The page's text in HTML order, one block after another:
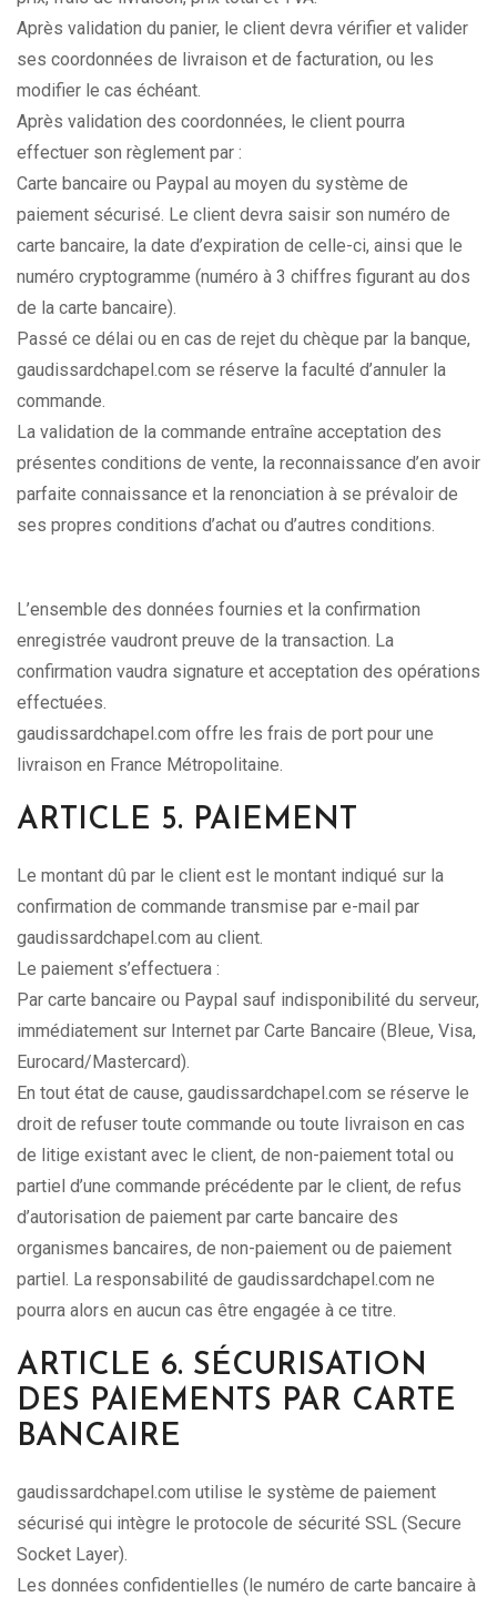
Après validation du panier, le client devra vérifier et valider
ses coordonnées de livraison et de facturation, ou les
modifier le cas échéant.
Après validation des coordonnées, le client pourra
effectuer son règlement par :
Carte bancaire ou Paypal au moyen du système de
paiement sécurisé. Le client devra saisir son numéro de
carte bancaire, la date d’expiration de celle-ci, ainsi que le
numéro cryptogramme (numéro à 3 chiffres figurant au dos
de la carte bancaire).
Passé ce délai ou en cas de rejet du chèque par la banque,
gaudissardchapel.com se réserve la faculté d’annuler la
commande.
La validation de la commande entraîne acceptation des
présentes conditions de vente, la reconnaissance d’en avoir
parfaite connaissance et la renonciation à se prévaloir de
ses propres conditions d’achat ou d’autres conditions.
L’ensemble des données fournies et la confirmation
enregistrée vaudront preuve de la transaction. La
confirmation vaudra signature et acceptation des opérations
effectuées.
gaudissardchapel.com offre les frais de port pour une
livraison en France Métropolitaine.
ARTICLE 5. PAIEMENT
Le montant dû par le client est le montant indiqué sur la
confirmation de commande transmise par e-mail par
gaudissardchapel.com au client.
Le paiement s’effectuera :
Par carte bancaire ou Paypal sauf indisponibilité du serveur,
immédiatement sur Internet par Carte Bancaire (Bleue, Visa,
Eurocard/Mastercard).
En tout état de cause, gaudissardchapel.com se réserve le
droit de refuser toute commande ou toute livraison en cas
de litige existant avec le client, de non-paiement total ou
partiel d’une commande précédente par le client, de refus
d’autorisation de paiement par carte bancaire des
organismes bancaires, de non-paiement ou de paiement
partiel. La responsabilité de gaudissardchapel.com ne
pourra alors en aucun cas être engagée à ce titre.
ARTICLE 6. SÉCURISATION
DES PAIEMENTS PAR CARTE
BANCAIRE
gaudissardchapel.com utilise le système de paiement
sécurisé qui intègre le protocole de sécurité SSL (Secure
Socket Layer).
Les données confidentielles (le numéro de carte bancaire à